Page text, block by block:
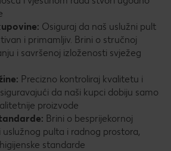
Osiguraj da naš uslužni pult
i primamljiv. Brini o stručnoj
i savršenoj izloženosti svježeg
Precizno kontroliraj kvalitetu i
da naši kupci dobiju samo
proizvode
Brini o besprijekornoj
pulta i radnog prostora,
standarde